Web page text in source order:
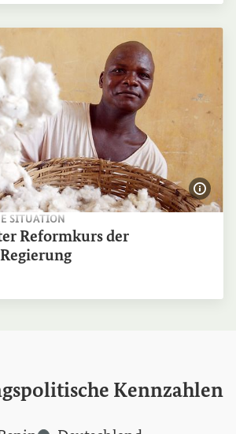
SITUATION
Reformkurs der
Kennzahlen